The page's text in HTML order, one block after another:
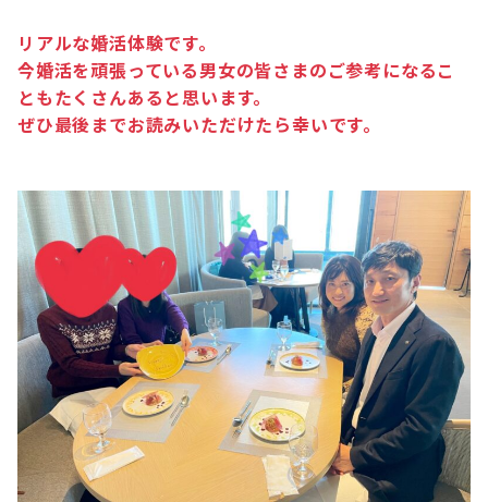
リアルな婚活体験です。
今婚活を頑張っている男女の皆さまのご参考になるこ
ともたくさんあると思います。
ぜひ最後までお読みいただけたら幸いです。